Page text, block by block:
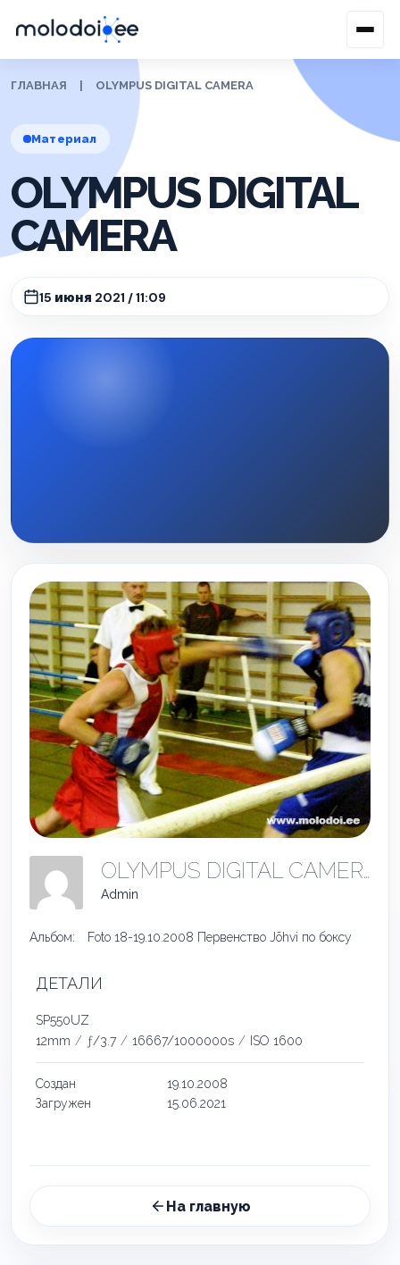
ГЛАВНАЯ OLYMPUS DIGITAL CAMERA
Материал
OLYMPUS DIGITAL
CAMERA
15 июня 2021 / 11:09
OLYMPUS DIGITAL CAMERA
Admin
Альбом: Foto 18-19.10.2008 Первенство Jõhvi по боксу
ДЕТАЛИ
SP550UZ
12mm / ƒ/3.7 / 16667/1000000s / ISO 1600
Создан
19.10.2008
Загружен
15.06.2021
На главную